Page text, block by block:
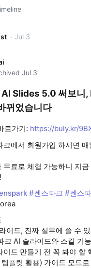
· Jul 3
Jul 3
Slides 5.0 써보니,
뀌었습니다
로가기: https://buly.kr/
크에서 회원가입 하시면 매
무료로 체험 가능하니 지금
#젠스파크 #젠스
이드, 진짜 실무에 쓸 수
크 AI 슬라이드와 스킬 기
이드 만들기 전 꼭 봐야 할
템플릿 활용) 가이드 모드